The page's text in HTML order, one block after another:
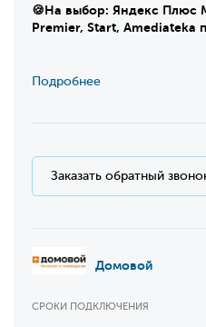
🍪На выбор: Яндекс Плюс
Premier, Start, Amediateka
Подробнее
Заказать обратный
Домовой
СРОКИ ПОДКЛЮЧЕНИЯ